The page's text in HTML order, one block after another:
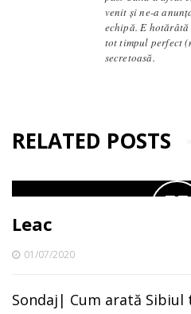
venit și ne-a
echipă. E
tot timpul perfect
secretoasă.
RELATED POSTS
Leac
01/07/2020
Sondaj| Cum arată